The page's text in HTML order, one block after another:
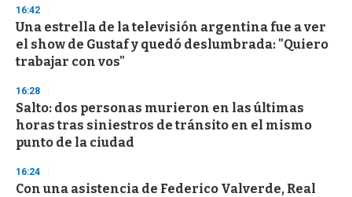
s
e
c
o
n
16:42
Una estrella de la televisión argentina fue a ver
el show de Gustaf y quedó deslumbrada: "Quiero
trabajar con vos"
16:28
Salto: dos personas murieron en las últimas
horas tras siniestros de tránsito en el mismo
punto de la ciudad
16:24
Con una asistencia de Federico Valverde, Real